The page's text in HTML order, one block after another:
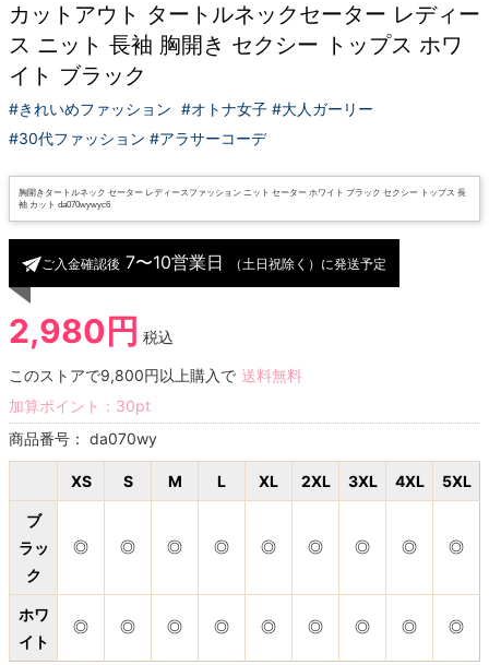
カットアウト タートルネックセーター レディー
ス ニット 長袖 胸開き セクシー トップス ホワ
イト ブラック
#きれいめファッション #オトナ女子 #大人ガーリー
#30代ファッション #アラサーコーデ
胸開きタートルネック セーター レディースファッション ニット セーター ホワイト ブラック セクシー トップス 長
袖 カット da070wywyc6
ご入金確認後 7〜10営業日 （土日祝除く）に発送予定
2,980円 税込
このストアで9,800円以上購入で 送料無料
加算ポイント： 30pt
商品番号： da070wy
XS S M L XL 2XL 3XL 4XL 5XL
ブ
ラッ
ク
◎ ◎ ◎ ◎ ◎ ◎ ◎ ◎ ◎
ホワ
イト
◎ ◎ ◎ ◎ ◎ ◎ ◎ ◎ ◎